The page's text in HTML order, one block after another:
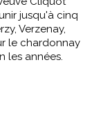
jusqu'à cinq
Verzenay,
le chardonnay
les années.